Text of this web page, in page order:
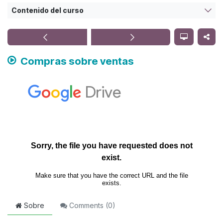
Contenido del curso
Compras sobre ventas
Sobre Comments (0)